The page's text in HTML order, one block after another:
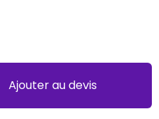
Ajouter au devis